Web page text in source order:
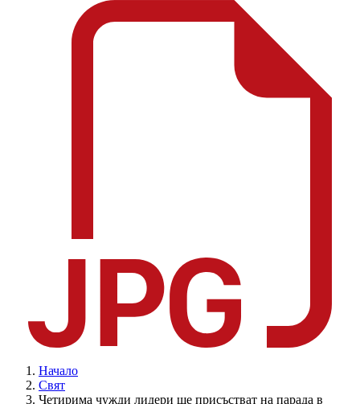
Начало
Свят
Четирима чужди лидери ще присъстват на парада в